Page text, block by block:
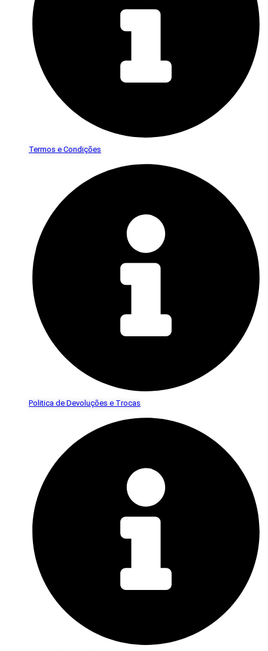
Termos e Condições
Politica de Devoluções e Trocas